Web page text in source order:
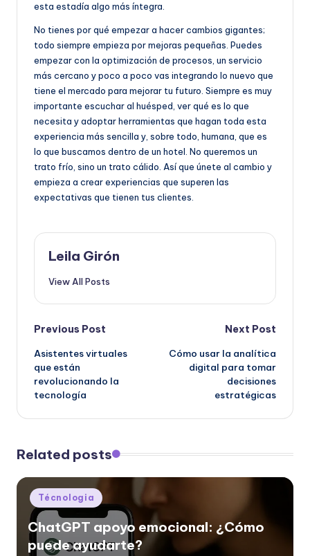
esta estadía algo más íntegra.
No tienes por qué empezar a hacer cambios gigantes;
todo siempre empieza por mejoras pequeñas. Puedes
empezar con la optimización de procesos, un servicio
más cercano y poco a poco vas integrando lo nuevo que
tiene el mercado para mejorar tu futuro. Siempre es muy
importante escuchar al huésped, ver qué es lo que
necesita y adoptar herramientas que hagan toda esta
experiencia más sencilla y, sobre todo, humana, que es
lo que buscamos dentro de un hotel. No queremos un
trato frío, sino un trato cálido. Así que únete al cambio y
empieza a crear experiencias que superen las
expectativas que tienen tus clientes.
Leila Girón
View All Posts
Post
navigation
Previous Post
Asistentes virtuales
que están
revolucionando la
tecnología
Next Post
Cómo usar la analítica
digital para tomar
decisiones
estratégicas
Related posts
Posted
in
Técnologia
ChatGPT apoyo emocional: ¿Cómo
puede ayudarte?